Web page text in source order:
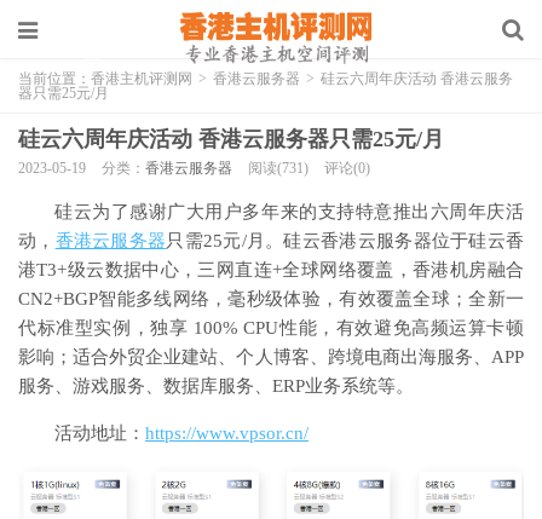
当前位置： 香港主机评测网 > 香港云服务器 > 硅云六周年庆活动 香港云服务
器只需25元/月
硅云六周年庆活动 香港云服务器只需25元/月
2023-05-19 分类： 香港云服务器 阅读(731) 评论(0)
硅云为了感谢广大用户多年来的支持特意推出六周年庆活
动， 香港云服务器只需25元/月。硅云香港云服务器位于硅云香
港T3+级云数据中心，三网直连+全球网络覆盖，香港机房融合
CN2+BGP智能多线网络，毫秒级体验，有效覆盖全球；全新一
代标准型实例，独享 100% CPU性能，有效避免高频运算卡顿
影响；适合外贸企业建站、个人博客、跨境电商出海服务、APP
服务、游戏服务、数据库服务、ERP业务系统等。
活动地址： https://www.vpsor.cn/